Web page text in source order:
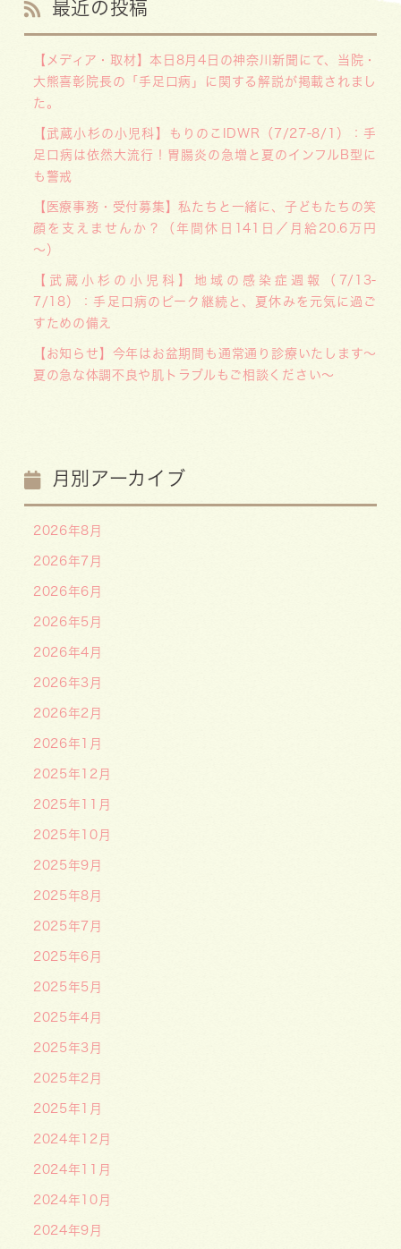
最近の投稿
【メディア・取材】本日8月4日の神奈川新聞にて、当院・
大熊喜彰院長の「手足口病」に関する解説が掲載されまし
た。
【武蔵小杉の小児科】もりのこIDWR（7/27-8/1）：手
足口病は依然大流行！胃腸炎の急増と夏のインフルB型に
も警戒
【医療事務・受付募集】私たちと一緒に、子どもたちの笑
顔を支えませんか？（年間休日141日／月給20.6万円
～）
【武蔵小杉の小児科】地域の感染症週報（7/13-
7/18）：手足口病のピーク継続と、夏休みを元気に過ご
すための備え
【お知らせ】今年はお盆期間も通常通り診療いたします〜
夏の急な体調不良や肌トラブルもご相談ください〜
月別アーカイブ
2026年8月
2026年7月
2026年6月
2026年5月
2026年4月
2026年3月
2026年2月
2026年1月
2025年12月
2025年11月
2025年10月
2025年9月
2025年8月
2025年7月
2025年6月
2025年5月
2025年4月
2025年3月
2025年2月
2025年1月
2024年12月
2024年11月
2024年10月
2024年9月